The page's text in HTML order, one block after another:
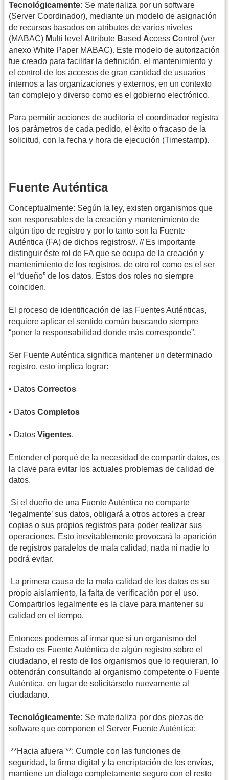
Tecnológicamente: Se materializa por un software
(Server Coordinador), mediante un modelo de asignación
de recursos basados en atributos de varios niveles
(MABAC) Multi level Attribute Based Access Control (ver
anexo White Paper MABAC). Este modelo de autorización
fue creado para facilitar la definición, el mantenimiento y
el control de los accesos de gran cantidad de usuarios
internos a las organizaciones y externos, en un contexto
tan complejo y diverso como es el gobierno electrónico.
Para permitir acciones de auditoría el coordinador registra
los parámetros de cada pedido, el éxito o fracaso de la
solicitud, con la fecha y hora de ejecución (Timestamp).
Fuente Auténtica
Conceptualmente: Según la ley, existen organismos que
son responsables de la creación y mantenimiento de
algún tipo de registro y por lo tanto son la Fuente
Auténtica (FA) de dichos registros//. // Es importante
distinguir éste rol de FA que se ocupa de la creación y
mantenimiento de los registros, de otro rol como es el ser
el “dueño” de los datos. Estos dos roles no siempre
coinciden.
El proceso de identificación de las Fuentes Auténticas,
requiere aplicar el sentido común buscando siempre
“poner la responsabilidad donde más corresponde”.
Ser Fuente Auténtica significa mantener un determinado
registro, esto implica lograr:
• Datos Correctos
• Datos Completos
• Datos Vigentes.
Entender el porqué de la necesidad de compartir datos, es
la clave para evitar los actuales problemas de calidad de
datos.
 Si el dueño de una Fuente Auténtica no comparte
‘legalmente’ sus datos, obligará a otros actores a crear
copias o sus propios registros para poder realizar sus
operaciones. Esto inevitablemente provocará la aparición
de registros paralelos de mala calidad, nada ni nadie lo
podrá evitar.
 La primera causa de la mala calidad de los datos es su
propio aislamiento, la falta de verificación por el uso.
Compartirlos legalmente es la clave para mantener su
calidad en el tiempo.
Entonces podemos af irmar que si un organismo del
Estado es Fuente Auténtica de algún registro sobre el
ciudadano, el resto de los organismos que lo requieran, lo
obtendrán consultando al organismo competente o Fuente
Auténtica, en lugar de solicitárselo nuevamente al
ciudadano.
Tecnológicamente: Se materializa por dos piezas de
software que componen el Server Fuente Auténtica:
 **Hacia afuera **: Cumple con las funciones de
seguridad, la firma digital y la encriptación de los envíos,
mantiene un dialogo completamente seguro con el resto